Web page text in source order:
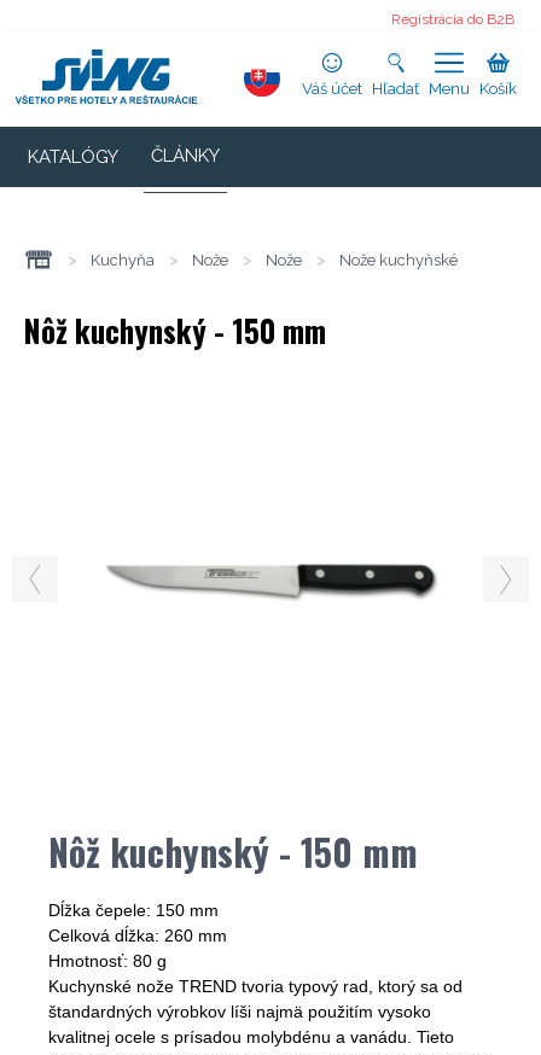
Registrácia do B2B
Váš účet Hľadať Menu Košík
KATALÓGY ČLÁNKY
> Kuchyňa > Nože > Nože > Nože kuchyňské
Nôž kuchynský - 150 mm
Nôž kuchynský - 150 mm
Dĺžka čepele: 150 mm
Celková dĺžka: 260 mm
Hmotnosť: 80 g
Kuchynské nože TREND tvoria typový rad, ktorý sa od
štandardných výrobkov líši najmä použitím vysoko
kvalitnej ocele s prísadou molybdénu a vanádu. Tieto